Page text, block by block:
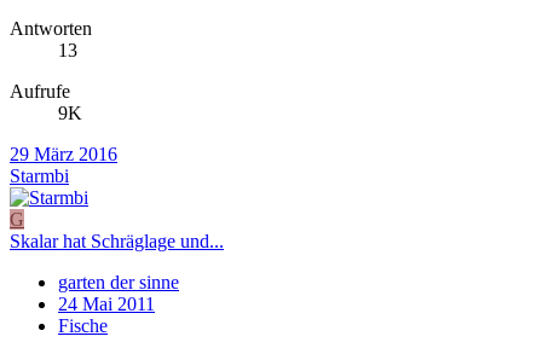
Antworten
13
Aufrufe
9K
29 März 2016
Starmbi
G
Skalar hat Schräglage und...
garten der sinne
24 Mai 2011
Fische